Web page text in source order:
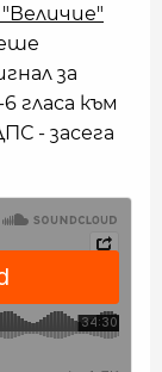
за
гласа към
- засега